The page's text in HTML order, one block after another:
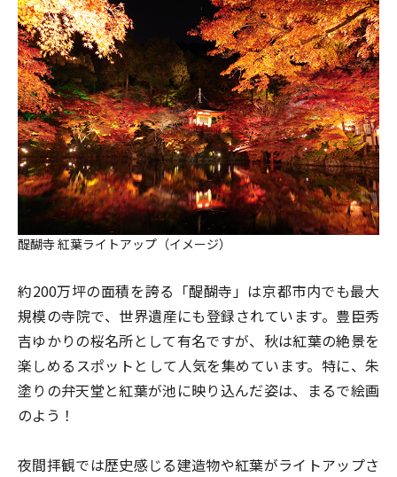
醍醐寺 紅葉ライトアップ（イメージ）
約200万坪の面積を誇る「醍醐寺」は京都市内でも最大
規模の寺院で、世界遺産にも登録されています。豊臣秀
吉ゆかりの桜名所として有名ですが、秋は紅葉の絶景を
楽しめるスポットとして人気を集めています。特に、朱
塗りの弁天堂と紅葉が池に映り込んだ姿は、まるで絵画
のよう！
夜間拝観では歴史感じる建造物や紅葉がライトアップさ